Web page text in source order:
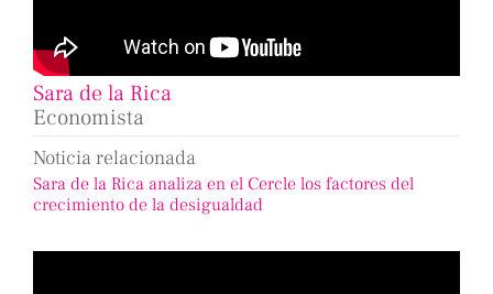
Sara de la Rica
Economista
Noticia relacionada
Sara de la Rica analiza en el Cercle los factores del
crecimiento de la desigualdad